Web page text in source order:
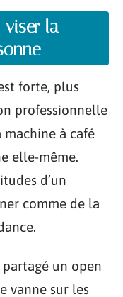
viser la
forte, plus
professionnelle
à café
elle-même.
d’un
comme de la
un open
vanne sur les